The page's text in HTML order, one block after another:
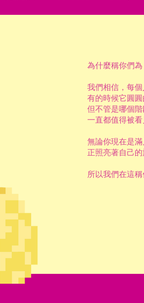
為什麼稱你們為
我們相信，每個
有的時候它圓圓
但不管是哪個
一直都值得被看
無論你現在是
正照亮著自己的
所以我們在這